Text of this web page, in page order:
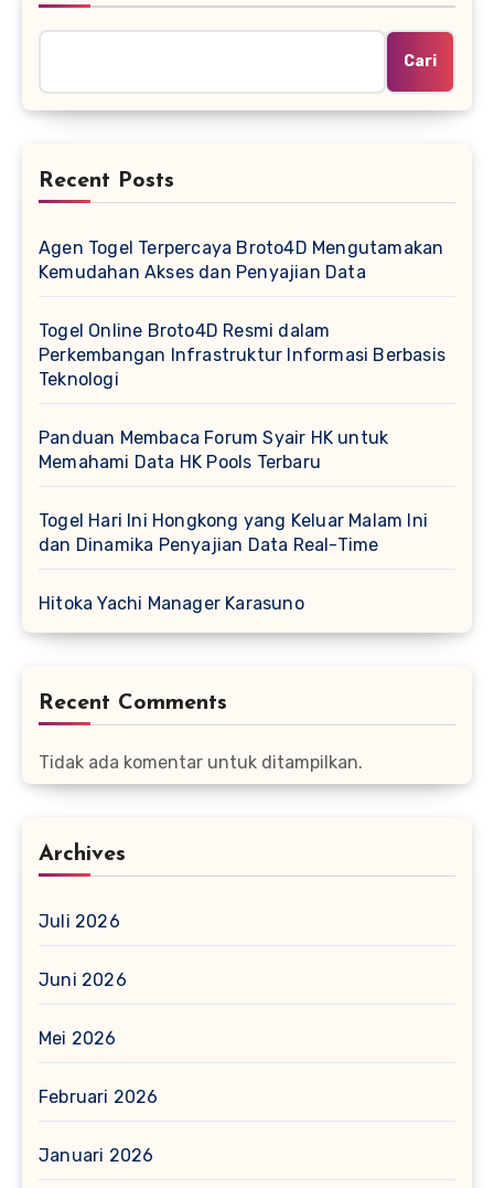
Cari
Recent Posts
Agen Togel Terpercaya Broto4D Mengutamakan
Kemudahan Akses dan Penyajian Data
Togel Online Broto4D Resmi dalam
Perkembangan Infrastruktur Informasi Berbasis
Teknologi
Panduan Membaca Forum Syair HK untuk
Memahami Data HK Pools Terbaru
Togel Hari Ini Hongkong yang Keluar Malam Ini
dan Dinamika Penyajian Data Real-Time
Hitoka Yachi Manager Karasuno
Recent Comments
Tidak ada komentar untuk ditampilkan.
Archives
Juli 2026
Juni 2026
Mei 2026
Februari 2026
Januari 2026